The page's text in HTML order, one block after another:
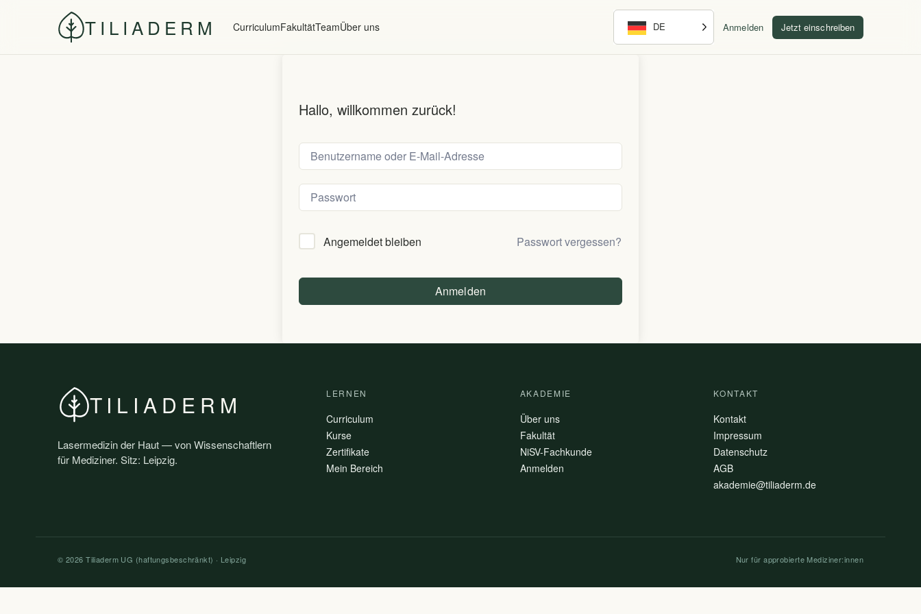
TILIADERM CurriculumFakultätTeamÜber uns DE Anmelden Jetzt einschreiben
Hallo, willkommen zurück!
Angemeldet bleiben Passwort vergessen?
Anmelden
TILIADERM
Lasermedizin der Haut — von Wissenschaftlern
für Mediziner. Sitz: Leipzig.
LERNEN
Curriculum
Kurse
Zertifikate
Mein Bereich
AKADEMIE
Über uns
Fakultät
NiSV-Fachkunde
Anmelden
KONTAKT
Kontakt
Impressum
Datenschutz
AGB
akademie@tiliaderm.de
© 2026 Tiliaderm UG (haftungsbeschränkt) · Leipzig Nur für approbierte Mediziner:innen